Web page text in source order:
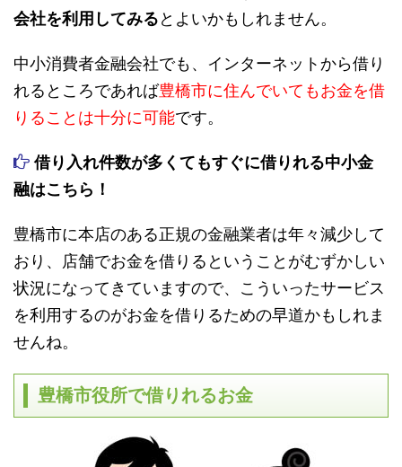
会社を利用してみるとよいかもしれません。
中小消費者金融会社でも、インターネットから借り
れるところであれば豊橋市に住んでいてもお金を借
りることは十分に可能です。
借り入れ件数が多くてもすぐに借りれる中小金
融はこちら！
豊橋市に本店のある正規の金融業者は年々減少して
おり、店舗でお金を借りるということがむずかしい
状況になってきていますので、こういったサービス
を利用するのがお金を借りるための早道かもしれま
せんね。
豊橋市役所で借りれるお金